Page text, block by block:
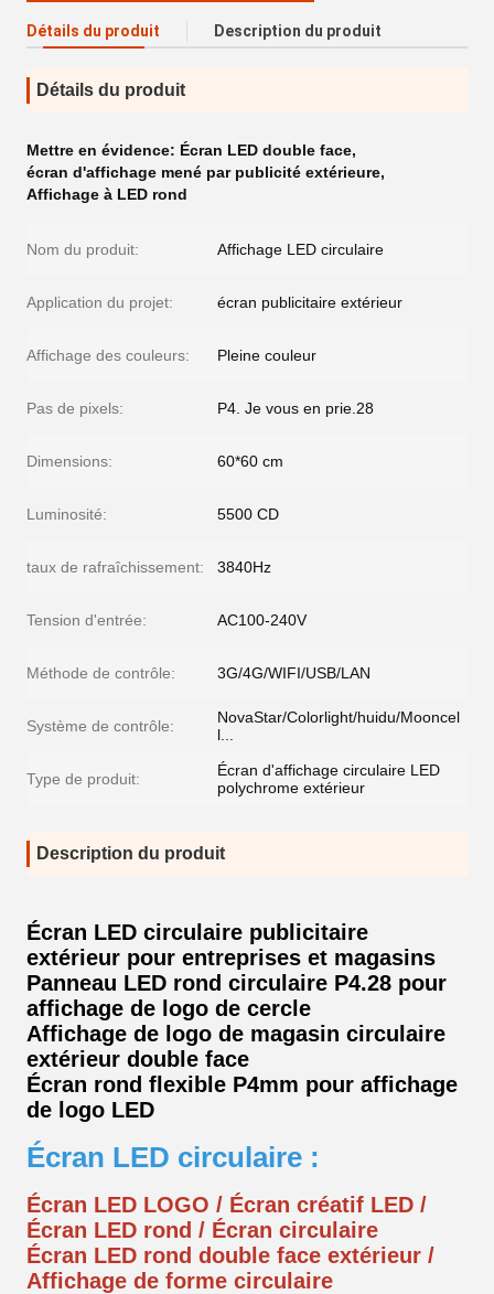
Détails du produit Description du produit
Détails du produit
Mettre en évidence: Écran LED double face,
écran d'affichage mené par publicité extérieure,
Affichage à LED rond
Nom du produit: Affichage LED circulaire
Application du projet: écran publicitaire extérieur
Affichage des couleurs: Pleine couleur
Pas de pixels: P4. Je vous en prie.28
Dimensions: 60*60 cm
Luminosité: 5500 CD
taux de rafraîchissement: 3840Hz
Tension d'entrée: AC100-240V
Méthode de contrôle: 3G/4G/WIFI/USB/LAN
Système de contrôle:
NovaStar/Colorlight/huidu/Mooncel
l...
Type de produit:
Écran d'affichage circulaire LED
polychrome extérieur
Description du produit
Écran LED circulaire publicitaire
extérieur pour entreprises et magasins
Panneau LED rond circulaire P4.28 pour
affichage de logo de cercle
Affichage de logo de magasin circulaire
extérieur double face
Écran rond flexible P4mm pour affichage
de logo LED
Écran LED circulaire :
Écran LED LOGO / Écran créatif LED /
Écran LED rond / Écran circulaire
Écran LED rond double face extérieur /
Affichage de forme circulaire